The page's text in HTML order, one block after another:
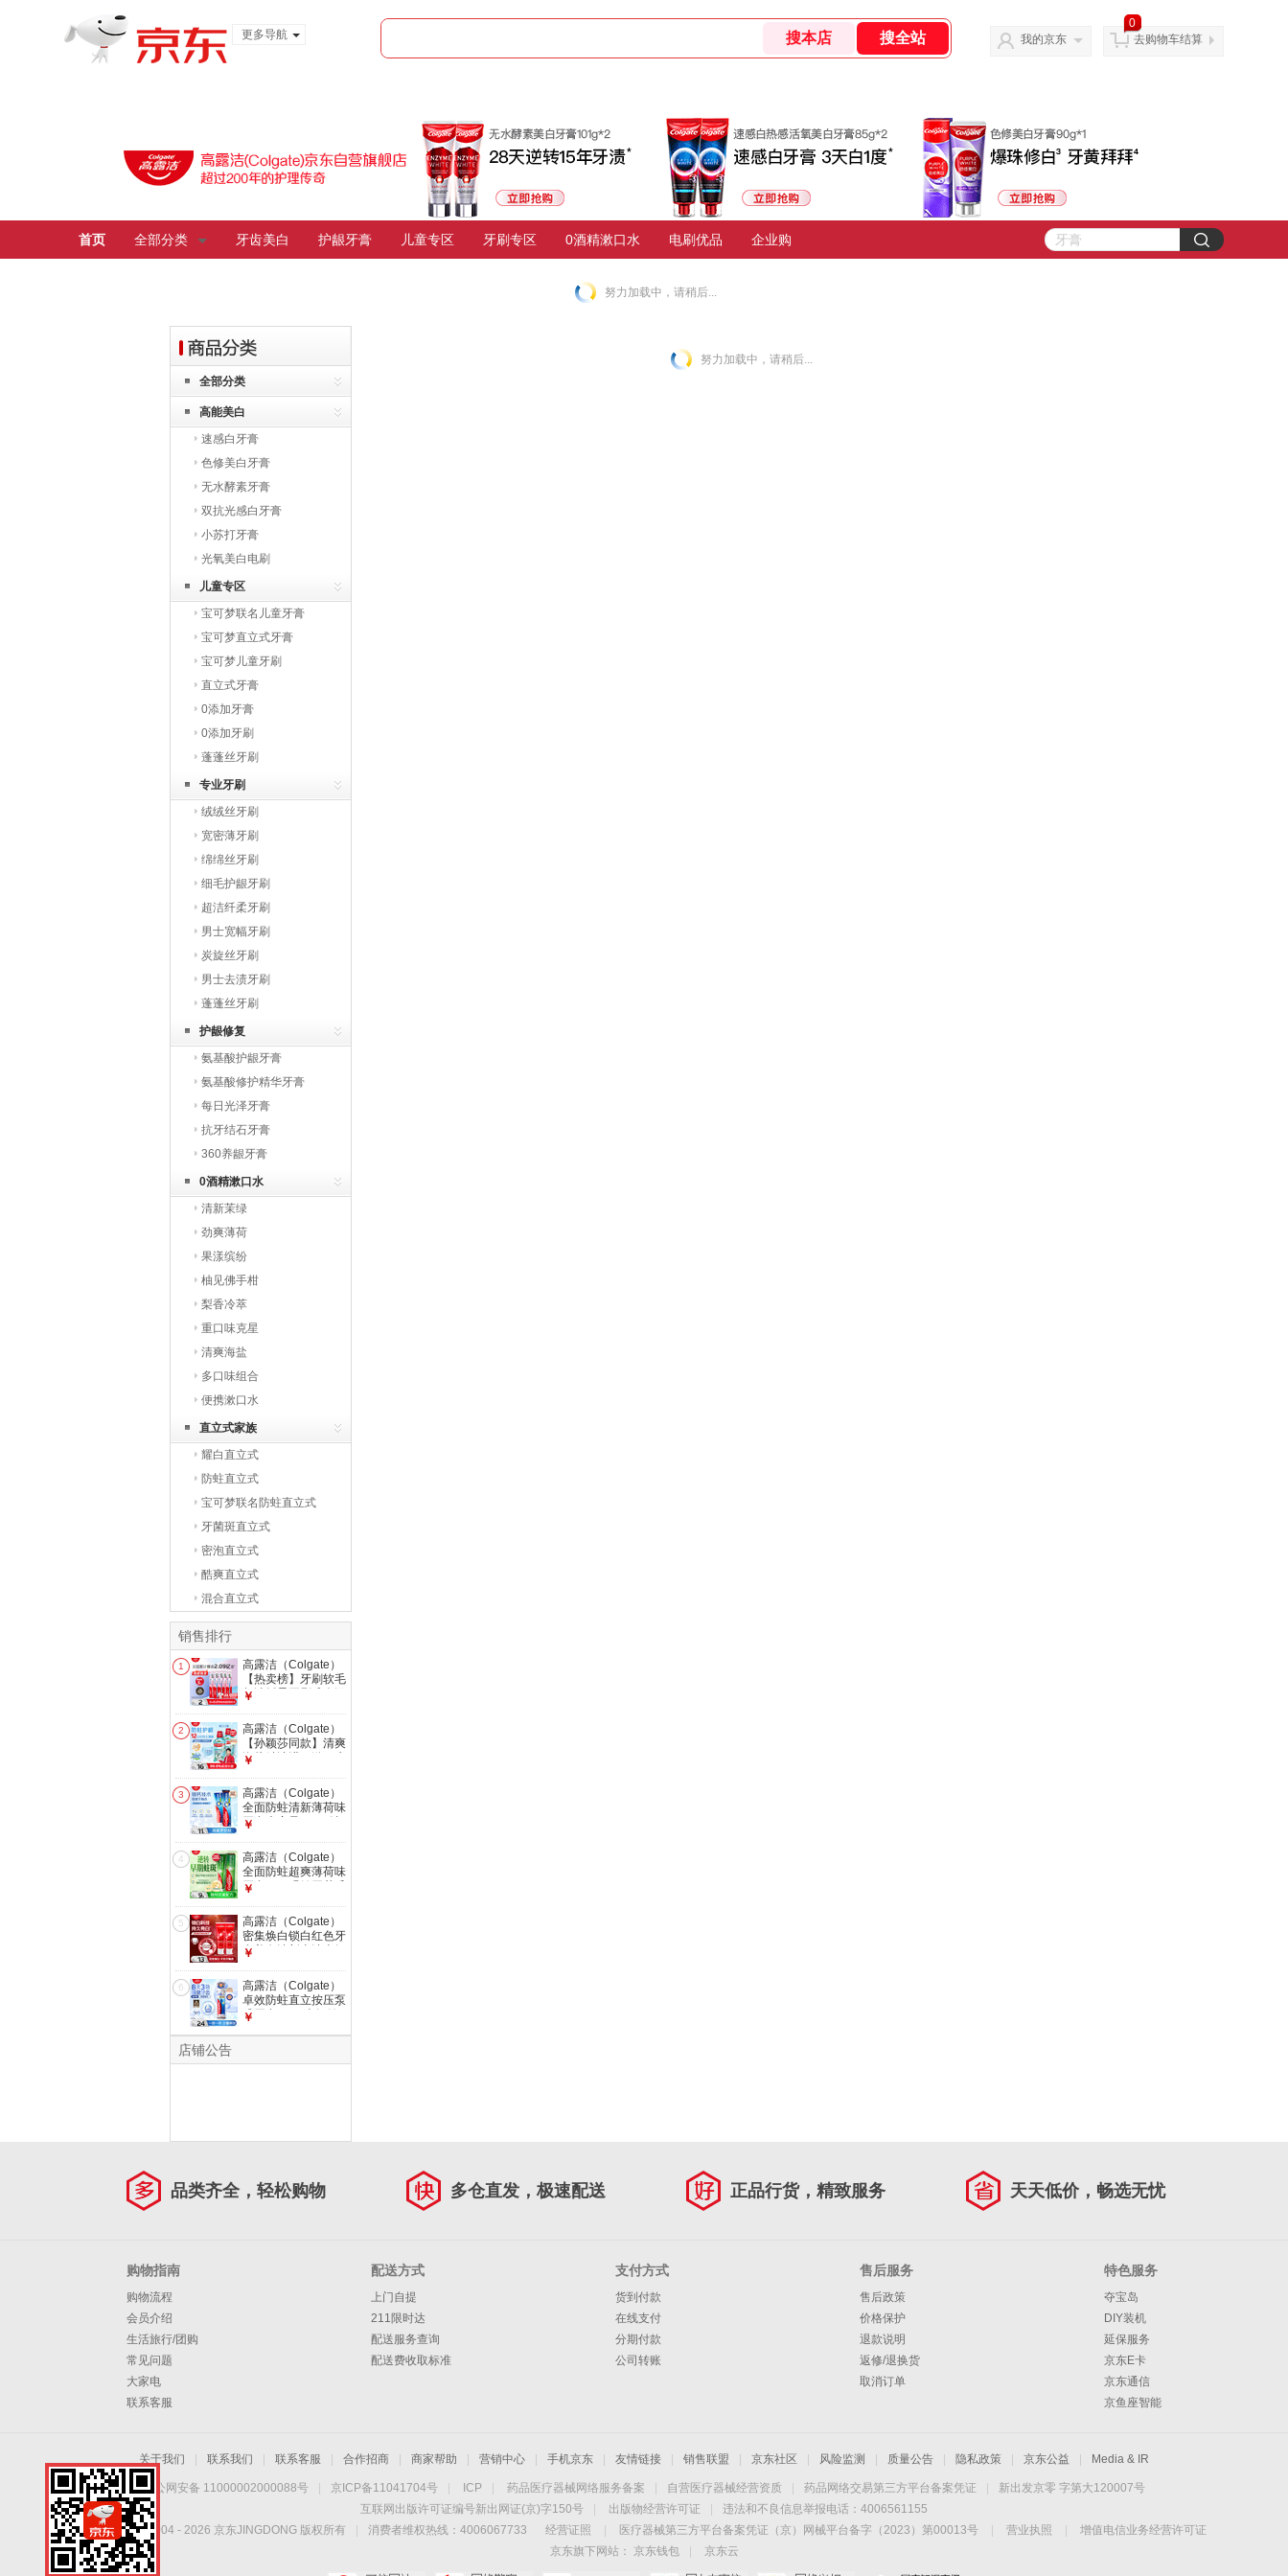
更多导航
我的京东
0
去购物车结算
首页 全部分类 牙齿美白 护龈牙膏 儿童专区 牙刷专区 0酒精漱口水 电刷优品 企业购
努力加载中，请稍后...
全部分类
高能美白
速感白牙膏
色修美白牙膏
无水酵素牙膏
双抗光感白牙膏
小苏打牙膏
光氧美白电刷
儿童专区
宝可梦联名儿童牙膏
宝可梦直立式牙膏
宝可梦儿童牙刷
直立式牙膏
0添加牙膏
0添加牙刷
蓬蓬丝牙刷
专业牙刷
绒绒丝牙刷
宽密薄牙刷
绵绵丝牙刷
细毛护龈牙刷
超洁纤柔牙刷
男士宽幅牙刷
炭旋丝牙刷
男士去渍牙刷
蓬蓬丝牙刷
护龈修复
氨基酸护龈牙膏
氨基酸修护精华牙膏
每日光泽牙膏
抗牙结石牙膏
360养龈牙膏
0酒精漱口水
清新茉绿
劲爽薄荷
果漾缤纷
柚见佛手柑
梨香冷萃
重口味克星
清爽海盐
多口味组合
便携漱口水
直立式家族
耀白直立式
防蛀直立式
宝可梦联名防蛀直立式
牙菌斑直立式
密泡直立式
酷爽直立式
混合直立式
销售排行
1
高露洁（Colgate）
【热卖榜】牙刷软毛
超洁纤柔牙刷成人深
￥
2
高露洁（Colgate）
【孙颖莎同款】清爽
海盐精油进口漱口水
洁自营
￥
3
高露洁（Colgate）
全面防蛀清新薄荷味
牙膏大容量250g 清
牙膏含氟
￥
4
高露洁（Colgate）
全面防蛀超爽薄荷味
牙膏90g 强健牙釉质
牙膏
￥
5
高露洁（Colgate）
密集焕白锁白红色牙
膏美白清新去渍含氟
￥
6
高露洁（Colgate）
卓效防蛀直立按压泵
式牙膏130g含氟健
￥
店铺公告
努力加载中，请稍后...
品类齐全，轻松购物 多仓直发，极速配送 正品行货，精致服务 天天低价，畅选无忧
购物指南
购物流程
会员介绍
生活旅行/团购
常见问题
大家电
联系客服
配送方式
上门自提
211限时达
配送服务查询
配送费收取标准
支付方式
货到付款
在线支付
分期付款
公司转账
售后服务
售后政策
价格保护
退款说明
返修/退换货
取消订单
特色服务
夺宝岛
DIY装机
延保服务
京东E卡
京东通信
京鱼座智能
关于我们 联系我们 联系客服 合作招商 商家帮助 营销中心 手机京东 友情链接 销售联盟 京东社区 风险监测 质量公告 隐私政策 京东公益 Media & IR
京公网安备 11000002000088号 京ICP备11041704号 ICP 药品医疗器械网络服务备案 自营医疗器械经营资质 药品网络交易第三方平台备案凭证
新出发京零 字第大120007号
互联网出版许可证编号新出网证(京)字150号
出版物经营许可证
违法和不良信息举报电话：4006561155
Copyright © 2004 - 2026 京东JINGDONG 版权所有 消费者维权热线：4006067733 经营证照 医疗器械第三方平台备案凭证（京）网械平台备字（2023）第00013号 营业执照
增值电信业务经营许可证
京东旗下网站：
京东钱包
京东云
手机扫一扫，劲爆优